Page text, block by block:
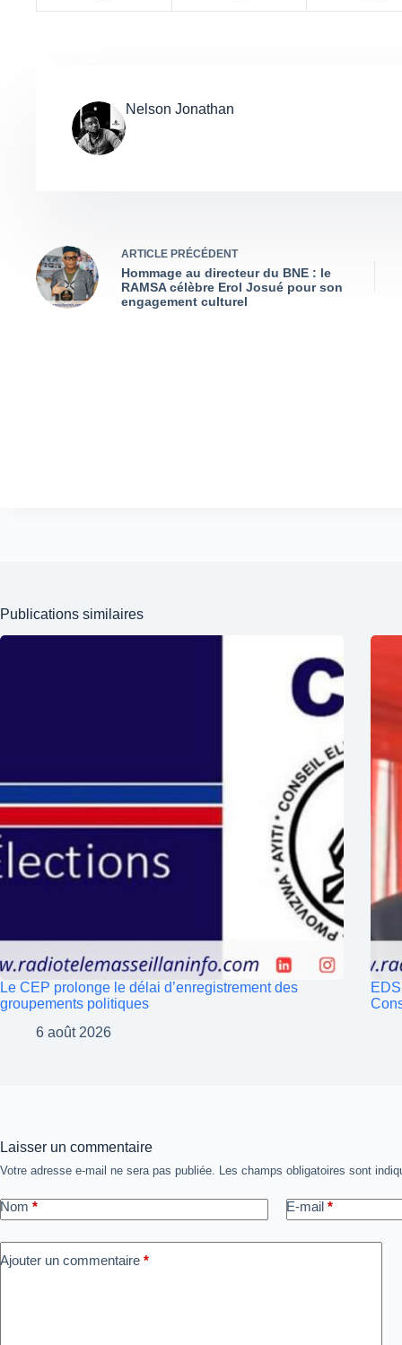
Nelson Jonathan
ARTICLE PRÉCÉDENT
Hommage au directeur du BNE : le
RAMSA célèbre Erol Josué pour son
engagement culturel
Publications similaires
Le CEP prolonge le délai d’enregistrement des
groupements politiques
6 août 2026
Laisser un commentaire
Votre adresse e-mail ne sera pas publiée. Les champs obligatoires sont
Nom * E-mail *
Ajouter un commentaire *